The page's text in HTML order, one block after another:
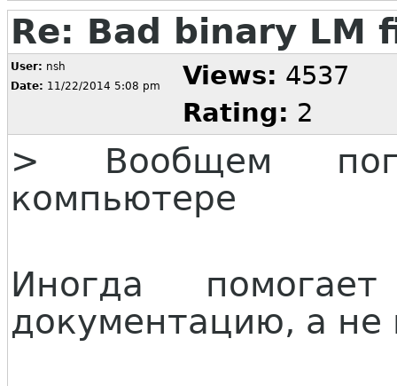
Re: Bad binary LM
User: nsh
Date: 11/22/2014 5:08 pm Views: 4537
Rating: 2
> Вообщем
компьютере
Иногда
документацию, а не